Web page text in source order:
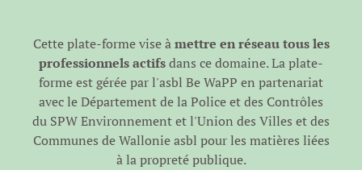
Cette plate-forme vise àmettre en réseau tous les
professionnels actifsdans ce domaine. La plate-
forme est gérée par l'asbl Be WaPP en partenariat
avec le Département de la Police et des Contrôles
du SPW Environnement et l'Union des Villes et des
Communes de Wallonie asbl pour les matières liées
à la propreté publique.